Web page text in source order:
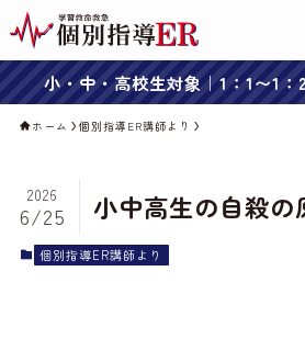
小・中・高校生対象｜1：1〜1
ホーム 個別指導ER講師より
小中高生の自殺の
2026
6/25
個別指導ER講師より